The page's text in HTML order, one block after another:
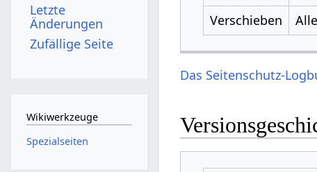
Verschieben
Das Seitenschutz-
Letzte
Änderungen
Zufällige Seite
Wikiwerkzeuge
Spezialseiten